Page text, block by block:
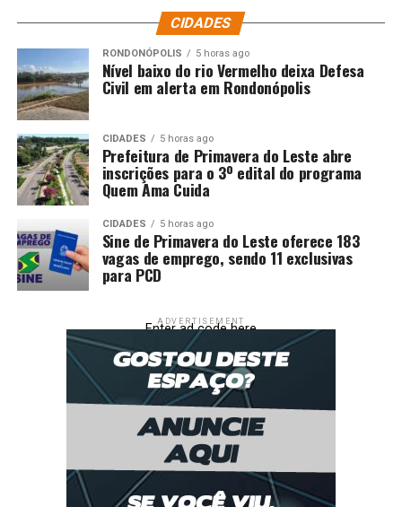
CIDADES
RONDONÓPOLIS 5 horas ago
Nível baixo do rio Vermelho deixa Defesa
Civil em alerta em Rondonópolis
CIDADES 5 horas ago
Prefeitura de Primavera do Leste abre
inscrições para o 3º edital do programa
Quem Ama Cuida
CIDADES 5 horas ago
Sine de Primavera do Leste oferece 183
vagas de emprego, sendo 11 exclusivas
para PCD
ADVERTISEMENT
Enter ad code here